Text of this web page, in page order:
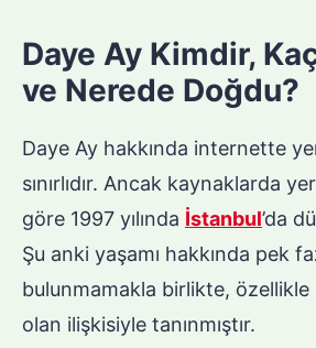
Daye Ay Kimdir,
ve Nerede Doğdu?
Daye Ay hakkında internette
sınırlıdır. Ancak kaynaklarda
göre 1997 yılında İstanbul’da
Şu anki yaşamı hakkında pek
bulunmamakla birlikte, özellikle
olan ilişkisiyle tanınmıştır.